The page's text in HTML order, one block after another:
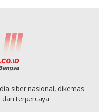
siber nasional, dikemas
terpercaya